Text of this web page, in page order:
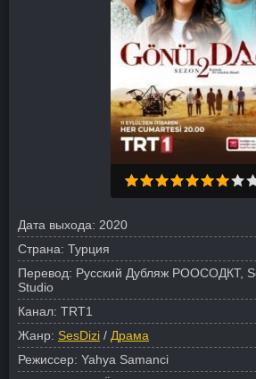
Дата выхода: 2020
Страна: Турция
Перевод: Русский Дубляж РООСОДКТ,
Studio
Канал: TRT1
Жанр: SesDizi / Драма
Режиссер: Yahya Samanci